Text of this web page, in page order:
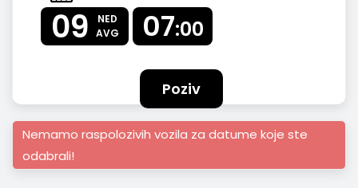
09
NED
AVG
07:00
Poziv
Nemamo raspolozivih vozila za datume koje ste
odabrali!